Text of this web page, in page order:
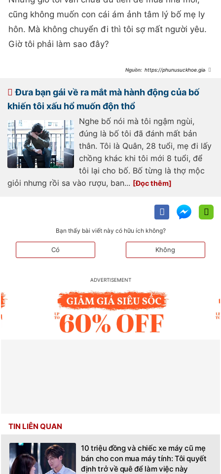
cũng không muốn con cái ám ảnh tâm lý bố mẹ ly
hôn. Mà không chuyển đi thì tôi sợ mất người yêu.
Giờ tôi phải làm sao đây?
https://phunusuckhoe.giadin
vua-mo-cua-a-thay-hai-bong-
nguoi-om-lay-nhau-giua-phong-
khach-739185.html
Đưa bạn gái về ra mắt mà hành động của bố
khiến tôi xấu hổ muốn độn thổ
Nghe bố nói mà tôi ngậm ngùi,
đúng là bố tôi đã đánh mất bản
thân. Tôi là Quân, 28 tuổi, mẹ đi lấy
chồng khác khi tôi mới 8 tuổi, để
tôi lại cho bố. Bố từng là thợ mộc
giỏi nhưng rồi sa vào rượu, ban...
Bạn thấy bài viết này có hữu ích không?
Có Không
TIN LIÊN QUAN
10 triệu đồng và chiếc xe máy cũ mẹ
bán cho con mua máy tính: Tôi quyết
định trở về quê để làm việc này